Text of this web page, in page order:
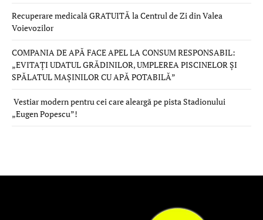
Recuperare medicală GRATUITĂ la Centrul de Zi din Valea
Voievozilor
COMPANIA DE APĂ FACE APEL LA CONSUM RESPONSABIL:
„EVITAȚI UDATUL GRĂDINILOR, UMPLEREA PISCINELOR ȘI
SPĂLATUL MAȘINILOR CU APĂ POTABILĂ”
Vestiar modern pentru cei care aleargă pe pista Stadionului
„Eugen Popescu”!